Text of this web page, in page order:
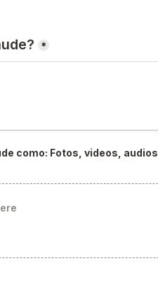
*
como: Fotos, videos, audios,